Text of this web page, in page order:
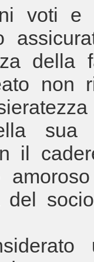
voti e
della
non
il